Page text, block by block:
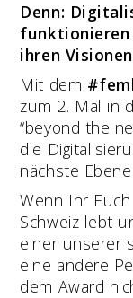
Denn:
funktionieren
ihren
Mit dem
zum 2. Mal in
“beyond the
die
nächste
Wenn Ihr
Schweiz lebt
einer unserer
eine andere
dem Award